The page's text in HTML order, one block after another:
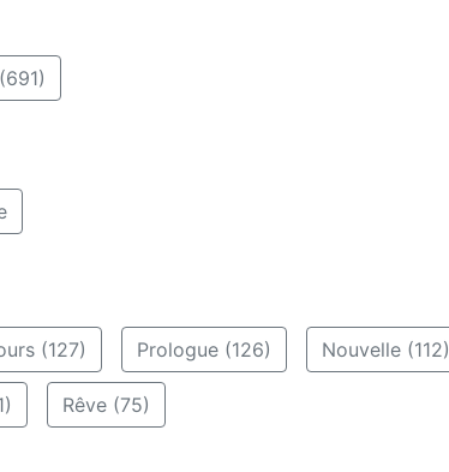
(127) Prologue (126) Nouvelle (112)
Rêve (75)